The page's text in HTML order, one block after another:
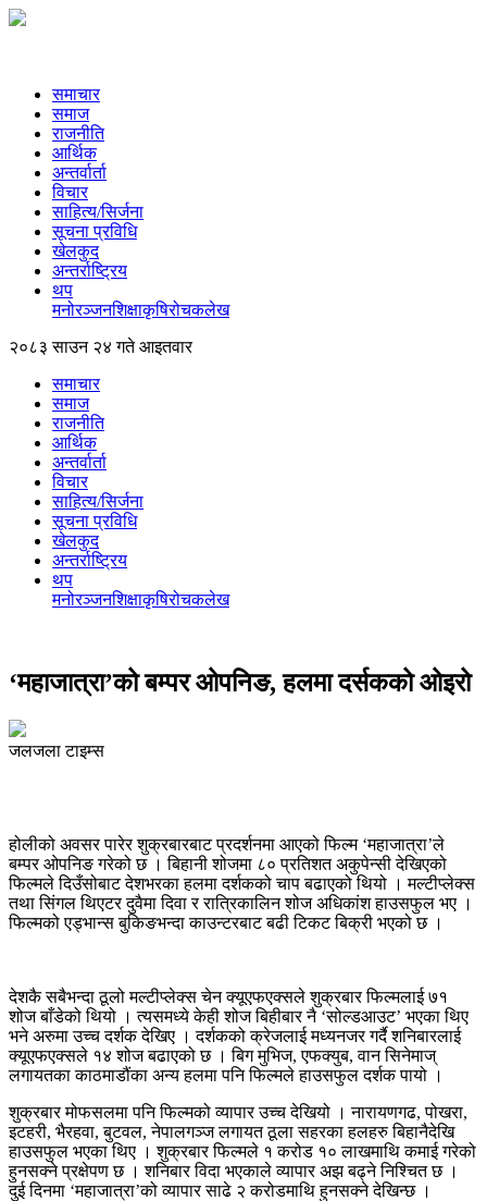
समाचार
समाज
राजनीति
आर्थिक
अन्तर्वार्ता
विचार
साहित्य/सिर्जना
सूचना प्रविधि
खेलकुद
अन्तर्राष्ट्रिय
थप
मनोरञ्‍जनशिक्षाकृषिरोचकलेख
२०८३ साउन २४ गते आइतवार
समाचार
समाज
राजनीति
आर्थिक
अन्तर्वार्ता
विचार
साहित्य/सिर्जना
सूचना प्रविधि
खेलकुद
अन्तर्राष्ट्रिय
थप
मनोरञ्‍जनशिक्षाकृषिरोचकलेख
‘महाजात्रा’को बम्पर ओपनिङ, हलमा दर्सकको ओइरो
जलजला टाइम्स
होलीको अवसर पारेर शुक्रबारबाट प्रदर्शनमा आएको फिल्म ‘महाजात्रा’ले
बम्पर ओपनिङ गरेको छ । बिहानी शोजमा ८० प्रतिशत अकुपेन्सी देखिएको
फिल्मले दिउँसोबाट देशभरका हलमा दर्शकको चाप बढाएको थियो । मल्टीप्लेक्स
तथा सिंगल थिएटर दुवैमा दिवा र रात्रिकालिन शोज अधिकांश हाउसफुल भए ।
फिल्मको एड्भान्स बुकिङभन्दा काउन्टरबाट बढी टिकट बिक्री भएको छ ।
देशकै सबैभन्दा ठूलो मल्टीप्लेक्स चेन क्यूएफएक्सले शुक्रबार फिल्मलाई ७१
शोज बाँडेको थियो । त्यसमध्ये केही शोज बिहीबार नै ‘सोल्डआउट’ भएका थिए
भने अरुमा उच्च दर्शक देखिए । दर्शकको क्रेजलाई मध्यनजर गर्दै शनिबारलाई
क्यूएफएक्सले १४ शोज बढाएको छ । बिग मुभिज, एफक्युब, वान सिनेमाज्
लगायतका काठमाडौंका अन्य हलमा पनि फिल्मले हाउसफुल दर्शक पायो ।
शुक्रबार मोफसलमा पनि फिल्मको व्यापार उच्च देखियो । नारायणगढ, पोखरा,
इटहरी, भैरहवा, बुटवल, नेपालगञ्ज लगायत ठूला सहरका हलहरु बिहानैदेखि
हाउसफुल भएका थिए । शुक्रबार फिल्मले १ करोड १० लाखमाथि कमाई गरेको
हुनसक्ने प्रक्षेपण छ । शनिबार विदा भएकाले व्यापार अझ बढ्ने निश्चित छ ।
दुई दिनमा ‘महाजात्रा’को व्यापार साढे २ करोडमाथि हुनसक्ने देखिन्छ ।